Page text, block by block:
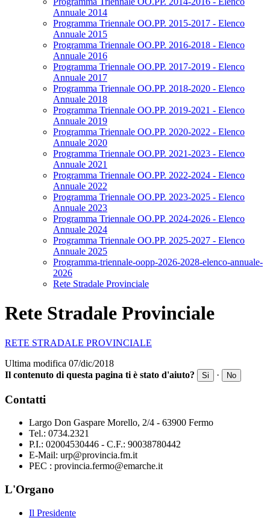
Annuale 2014
Programma Triennale OO.PP. 2015-2017 - Elenco
Annuale 2015
Programma Triennale OO.PP. 2016-2018 - Elenco
Annuale 2016
Programma Triennale OO.PP. 2017-2019 - Elenco
Annuale 2017
Programma Triennale OO.PP. 2018-2020 - Elenco
Annuale 2018
Programma Triennale OO.PP. 2019-2021 - Elenco
Annuale 2019
Programma Triennale OO.PP. 2020-2022 - Elenco
Annuale 2020
Programma Triennale OO.PP. 2021-2023 - Elenco
Annuale 2021
Programma Triennale OO.PP. 2022-2024 - Elenco
Annuale 2022
Programma Triennale OO.PP. 2023-2025 - Elenco
Annuale 2023
Programma Triennale OO.PP. 2024-2026 - Elenco
Annuale 2024
Programma Triennale OO.PP. 2025-2027 - Elenco
Annuale 2025
Programma-triennale-oopp-2026-2028-elenco-annuale-
2026
Rete Stradale Provinciale
Rete Stradale Provinciale
RETE STRADALE PROVINCIALE
Ultima modifica 07/dic/2018
Il contenuto di questa pagina ti è stato d'aiuto?
Si · No
Contatti
Largo Don Gaspare Morello, 2/4 - 63900 Fermo
Tel.: 0734.2321
P.I.: 02004530446 - C.F.: 90038780442
E-Mail: urp@provincia.fm.it
PEC : provincia.fermo@emarche.it
L'Organo
Il Presidente